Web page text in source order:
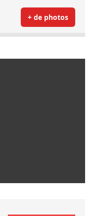
+ de photos